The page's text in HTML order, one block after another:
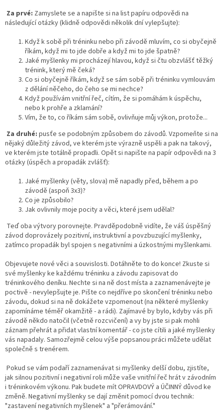
Za prvé: Zamyslete se a napište si na list papíru odpovědi na
následující otázky (klidně odpovědi několik dní vylepšujte):
Když k sobě při tréninku nebo při závodě mluvím, co si obyčejně
říkám, když mi to jde dobře a když mi to jde špatně?
Jaké myšlenky mi procházejí hlavou, když si čtu obzvlášť těžký
trénink, který mě čeká?
Co si obyčejně říkám, když se sám sobě při tréninku vymlouvám
z dělání něčeho, do čeho se mi nechce?
Když používám vnitřní řeč, cítím, že si pomáhám k úspěchu,
nebo k prohře a zklamání?
Vím, že to, co říkám sám sobě, ovlivňuje můj výkon, protože...
Za druhé: pusťe se podobným způsobem do závodů. Vzpomeňte si na
nějaký důležitý závod, ve kterém jste výrazně uspěli a pak na takový,
ve kterém jste totálně propadli. Opět si napište na papír odpovědi na 3
otázky (úspěch a propadák zvlášť):
Jaké myšlenky (věty, slova) mě napadly před, během a po
závodě (aspoň 3x3)?
Co je způsobilo?
Jak ovlivnily moje pocity a věci, které jsem udělal?
Teď oba výtvory porovnejte. Pravděpodobně vidíte, že váš úspěšný
závod doprovázely pozitivní, instruktivní a povzbuzující myšlenky,
zatímco propadák byl spojen s negativními a úzkostnými myšlenkami.
Objevujete nové věci a souvislosti. Dotáhněte to do konce! Zkuste si
své myšlenky ke každému tréninku a závodu zapisovat do
tréninkového deníku. Nechte si na ně dost místa a zaznamenávejte je
poctivě - nevylepšujte je. Pište co nejdříve po skončení tréninku nebo
závodu, dokud si na ně dokážete vzpomenout (na některé myšlenky
zapomínáme téměř okamžitě - a rádi). Zajímavé by bylo, kdyby vás při
závodě někdo natočil (včetně rozcvičení) a vy by jste si pak mohli
záznam přehrát a přidat vlastní komentář - co jste cítili a jaké myšlenky
vás napadaly. Samozřejmě celou výše popsanou práci můžete udělat
společně s trenérem.
Pokud se vám podaří zaznamenávat si myšlenky delší dobu, zjistíte,
jak silnou pozitivní i negativní roli může vaše vnitřní řeč hrát v závodním
i tréninkovém výkonu. Pak budete mít OPRAVDOVÝ a ÚČINNÝ důvod ke
změně. Negativní myšlenky se dají změnit pomocí dvou technik:
"zastavení negativních myšlenek" a "přerámování."